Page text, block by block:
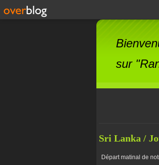
sur
Sri Lanka /
Départ matinal de